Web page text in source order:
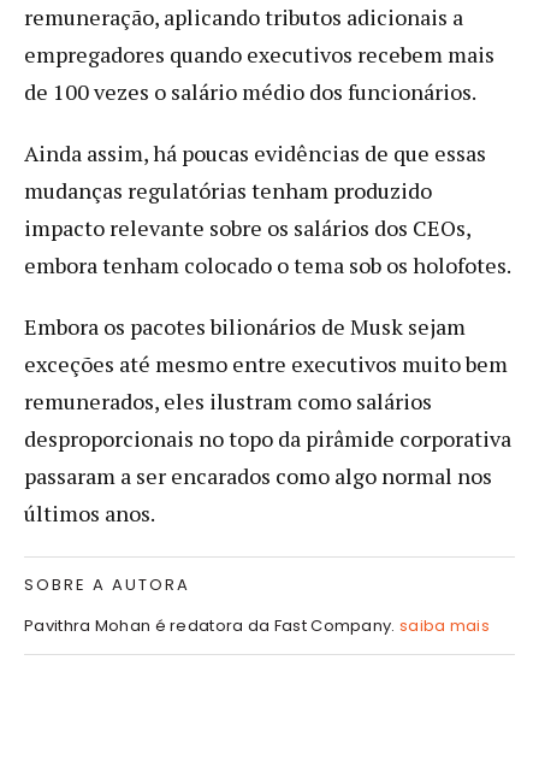
remuneração, aplicando tributos adicionais a
empregadores quando executivos recebem mais
de 100 vezes o salário médio dos funcionários.
Ainda assim, há poucas evidências de que essas
mudanças regulatórias tenham produzido
impacto relevante sobre os salários dos CEOs,
embora tenham colocado o tema sob os holofotes.
Embora os pacotes bilionários de Musk sejam
exceções até mesmo entre executivos muito bem
remunerados, eles ilustram como salários
desproporcionais no topo da pirâmide corporativa
passaram a ser encarados como algo normal nos
últimos anos.
SOBRE A AUTORA
Pavithra Mohan é redatora da Fast Company. saiba mais